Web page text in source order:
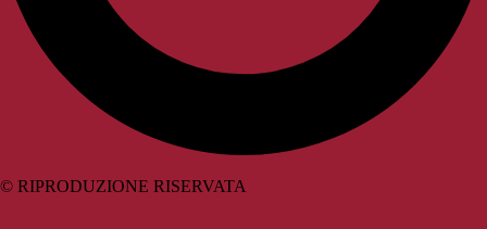
© RIPRODUZIONE RISERVATA